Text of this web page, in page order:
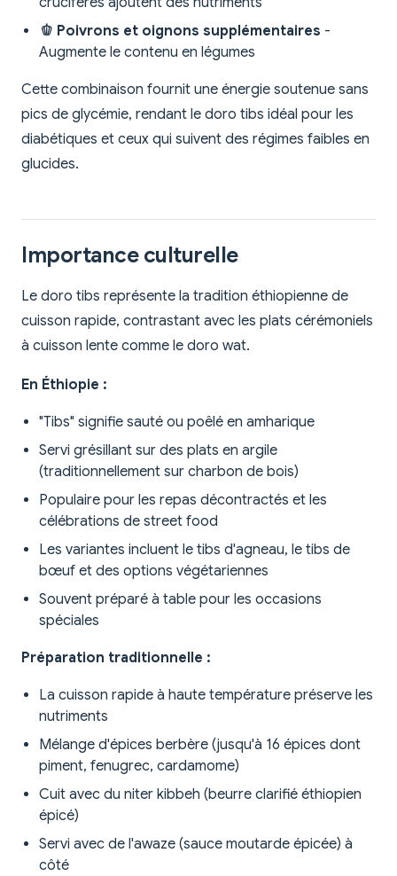
🫑 Poivrons et oignons supplémentaires -
Augmente le contenu en légumes
Cette combinaison fournit une énergie soutenue sans
pics de glycémie, rendant le doro tibs idéal pour les
diabétiques et ceux qui suivent des régimes faibles en
glucides.
Importance culturelle
Le doro tibs représente la tradition éthiopienne de
cuisson rapide, contrastant avec les plats cérémoniels
à cuisson lente comme le doro wat.
En Éthiopie :
"Tibs" signifie sauté ou poêlé en amharique
Servi grésillant sur des plats en argile
(traditionnellement sur charbon de bois)
Populaire pour les repas décontractés et les
célébrations de street food
Les variantes incluent le tibs d'agneau, le tibs de
bœuf et des options végétariennes
Souvent préparé à table pour les occasions
spéciales
Préparation traditionnelle :
La cuisson rapide à haute température préserve les
nutriments
Mélange d'épices berbère (jusqu'à 16 épices dont
piment, fenugrec, cardamome)
Cuit avec du niter kibbeh (beurre clarifié éthiopien
épicé)
Servi avec de l'awaze (sauce moutarde épicée) à
côté